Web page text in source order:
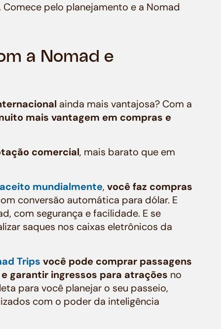
pelo planejamento e a Nomad
a Nomad e
ainda mais vantajosa? Com a
mais vantagem em compras e
comercial, mais barato que em
mundialmente,você faz compras
conversão automática para dólar. E
com segurança e facilidade. E se
saques nos caixas eletrônicos da
Trips você pode comprar passagens
garantir ingressos para atrações no
para você planejar o seu passeio,
com o poder da inteligência